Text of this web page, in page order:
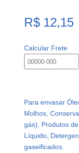
R$12,15
Calcular Frete
Para envasar
Molhos,
gás), Produtos
Líquido,
gaseificados.